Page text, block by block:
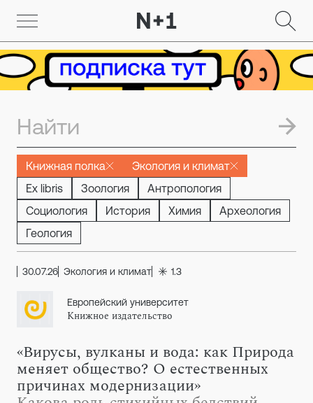
Книжная полка
Экология и климат
Ex libris
Зоология
Антропология
Социология
История Химия
Археология
Геология
30.07.26 Экология и климат 1.3
Европейский университет
Книжное издательство
«Вирусы, вулканы и вода: как Природа
меняет общество? О естественных
причинах модернизации»